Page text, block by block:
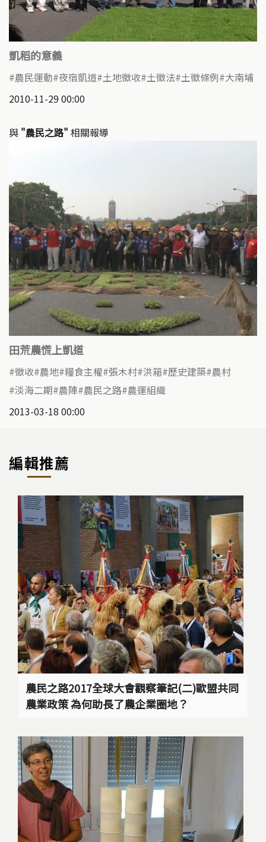
凱稻的意義
農民運動 夜宿凱道 土地徵收 土徵法 土徵條例 大南埔
2010-11-29 00:00
與 "農民之路" 相關報導
田荒農慌上凱道
徵收 農地 糧食主權 張木村 洪箱 歷史建築 農村
淡海二期 農陣 農民之路 農運組織
2013-03-18 00:00
編輯推薦
農民之路2017全球大會觀察筆記(二)歐盟共同
農業政策 為何助長了農企業圈地？